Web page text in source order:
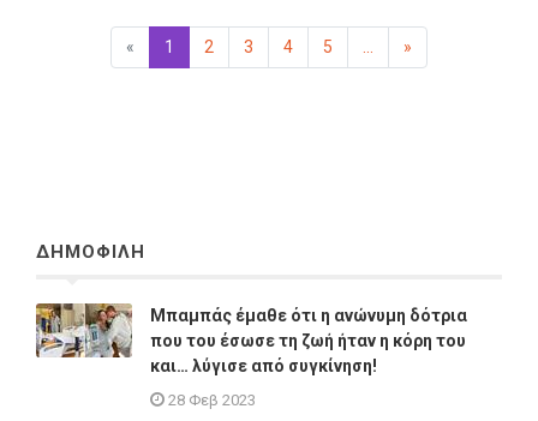
« Προηγούμενη
1 (επιλεγμένη)
2 3 4 5 »
ΔΗΜΟΦΙΛΗ
Μπαμπάς έμαθε ότι η ανώνυμη δότρια
που του έσωσε τη ζωή ήταν η κόρη του
και… λύγισε από συγκίνηση!
28 Φεβ 2023